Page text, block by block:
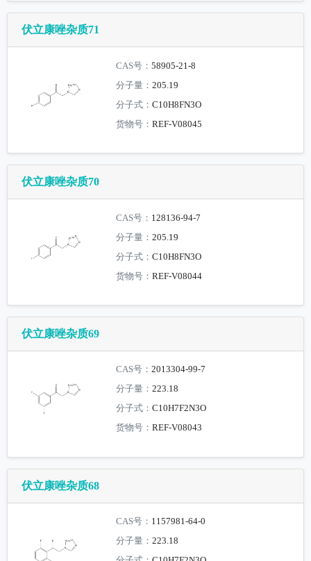
伏立康唑杂质71
CAS号：58905-21-8
分子量：205.19
分子式：C10H8FN3O
货物号：REF-V08045
伏立康唑杂质70
CAS号： 128136-94-7
分子量：205.19
分子式：C10H8FN3O
货物号：REF-V08044
伏立康唑杂质69
CAS号：2013304-99-7
分子量：223.18
分子式：C10H7F2N3O
货物号：REF-V08043
伏立康唑杂质68
CAS号： 1157981-64-0
分子量：223.18